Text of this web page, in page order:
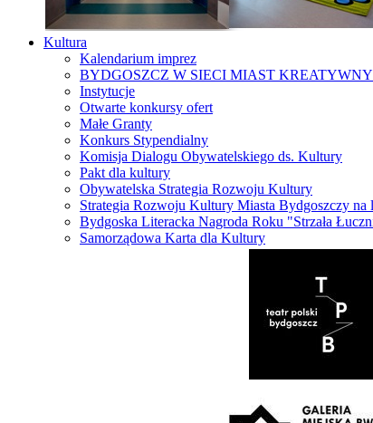
Kultura
Kalendarium imprez
BYDGOSZCZ W SIECI MIAST
Instytucje
Otwarte konkursy ofert
Małe Granty
Konkurs Stypendialny
Komisja Dialogu Obywatelskiego ds. Kultury
Pakt dla kultury
Obywatelska Strategia Rozwoju Kultury
Strategia Rozwoju Kultury Miasta Bydgoszczy na
Bydgoska Literacka Nagroda Roku "Strzała
Samorządowa Karta dla Kultury